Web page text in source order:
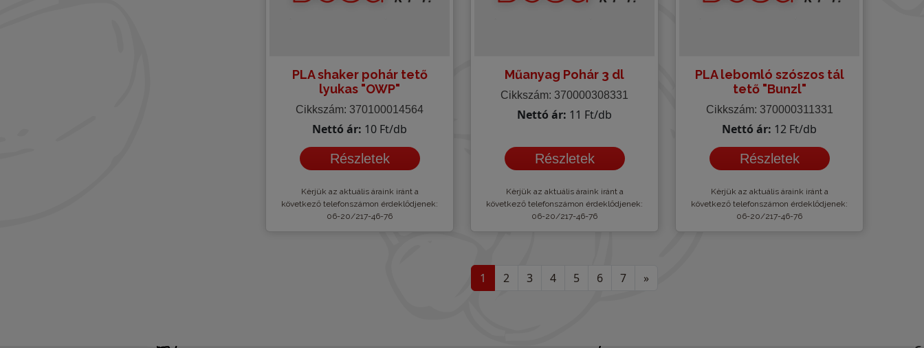
PLA shaker pohár tető
lyukas "OWP"
Cikkszám: 370100014564
Nettó ár: 10 Ft/db
Részletek
Kèrjük az aktuális áraink iránt a
következő telefonszámon érdeklődjenek:
06-20/217-46-76
Műanyag Pohár 3 dl
Cikkszám: 370000308331
Nettó ár: 11 Ft/db
Részletek
Kèrjük az aktuális áraink iránt a
következő telefonszámon érdeklődjenek:
06-20/217-46-76
PLA lebomló szószos tál
tető "Bunzl"
Cikkszám: 370000311331
Nettó ár: 12 Ft/db
Részletek
Kèrjük az aktuális áraink iránt a
következő telefonszámon érdeklődjenek:
06-20/217-46-76
1 2 3 4 5 6 7 »